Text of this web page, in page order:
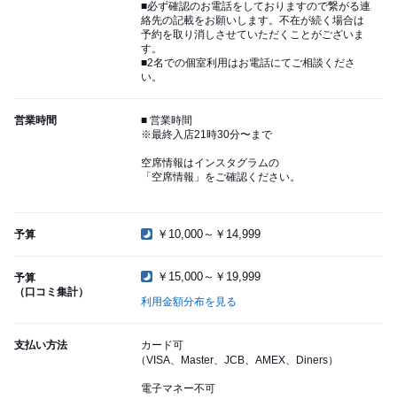
■必ず確認のお電話をしておりますので繋がる連
絡先の記載をお願いします。不在が続く場合は
予約を取り消しさせていただくことがございま
す。
■2名での個室利用はお電話にてご相談くださ
い。
営業時間
■ 営業時間
※最終入店21時30分〜まで
空席情報はインスタグラムの
「空席情報」をご確認ください。
予算 ￥10,000～￥14,999
予算
（口コミ集計）
￥15,000～￥19,999
利用金額分布を見る
支払い方法
カード可
（VISA、Master、JCB、AMEX、Diners）
電子マネー不可